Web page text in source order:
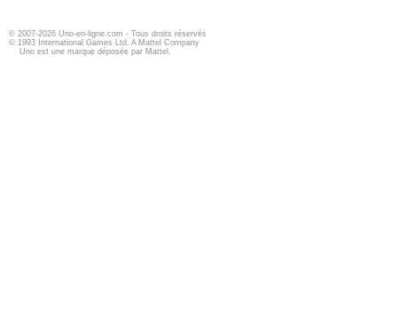
© 2007-2026 Uno-en-ligne.com - Tous droits réservés
© 1993 International Games Ltd. A Mattel Company
Uno est une marque déposée par Mattel.